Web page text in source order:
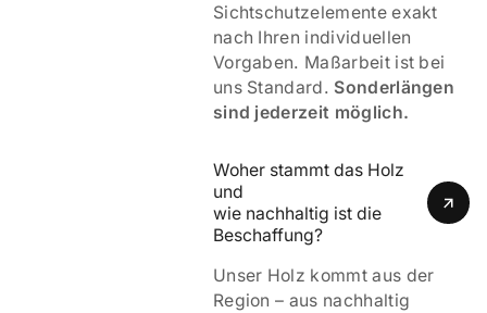
Sichtschutzelemente exakt
nach Ihren individuellen
Vorgaben. Maßarbeit ist bei
uns Standard. Sonderlängen
sind jederzeit möglich.
Woher stammt das Holz
und
wie nachhaltig ist die
Beschaffung?
Unser Holz kommt aus der
Region – aus nachhaltig